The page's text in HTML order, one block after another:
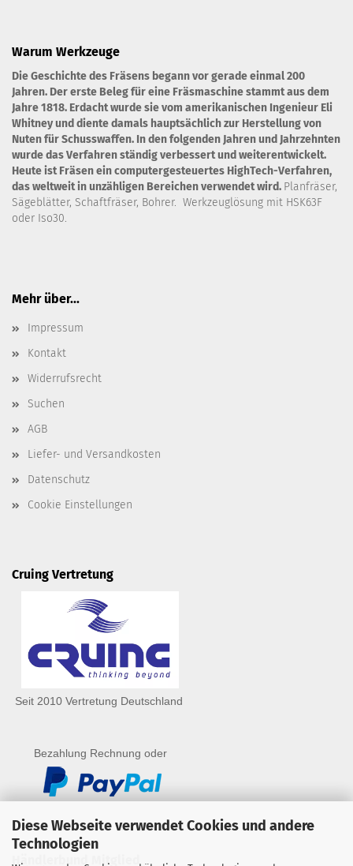
Diese Webseite verwendet Cookies und andere
Technologien
Warum Werkzeuge
Die Geschichte des Fräsens begann vor gerade einmal 200
Jahren. Der erste Beleg für eine Fräsmaschine stammt aus dem
Jahre 1818. Erdacht wurde sie vom amerikanischen Ingenieur Eli
Whitney und diente damals hauptsächlich zur Herstellung von
Nuten für Schusswaffen. In den folgenden Jahren und Jahrzehnten
wurde das Verfahren ständig verbessert und weiterentwickelt.
Heute ist Fräsen ein computergesteuertes HighTech-Verfahren,
das weltweit in unzähligen Bereichen verwendet wird. Planfräser,
Sägeblätter, Schaftfräser, Bohrer. Werkzeuglösung mit HSK63F
oder Iso30.
Mehr über...
Impressum
Kontakt
Widerrufsrecht
Suchen
AGB
Liefer- und Versandkosten
Datenschutz
Cookie Einstellungen
Cruing Vertretung
Seit 2010 Vertretung Deutschland
Bezahlung Rechnung oder
Händlerbund Mitglied